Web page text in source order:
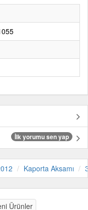
İlk yorumu sen yap
Kaporta Aksamı
Ürünler